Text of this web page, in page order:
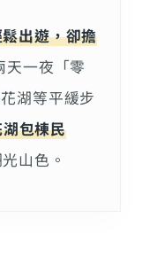
出遊，卻擔
天一夜「零
湖等平緩步
包棟民
山色。